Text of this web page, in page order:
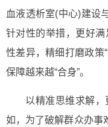
血液透析室(中心)建设
针对性的举措，更好
性差异，精细打磨政策
保障越来越“合身”。
以精准思维求解
如，为了破解群众办事